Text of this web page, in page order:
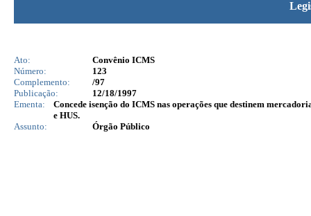
Ato:
Convênio ICMS
Número:
123
Complemento:
/97
Publicação:
12/18/1997
Ementa:
Concede isenção do ICMS nas operações que destinem
e HUS.
Assunto:
Órgão Público